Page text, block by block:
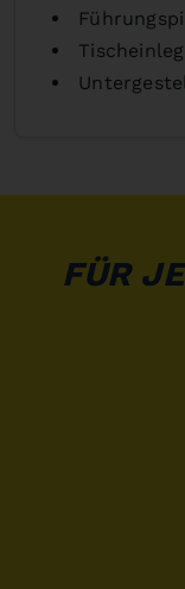
FÜR